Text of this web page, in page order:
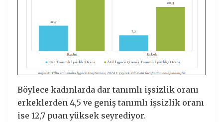
Böylece kadınlarda dar tanımlı işsizlik oranı
erkeklerden 4,5 ve geniş tanımlı işsizlik oranı
ise 12,7 puan yüksek seyrediyor.